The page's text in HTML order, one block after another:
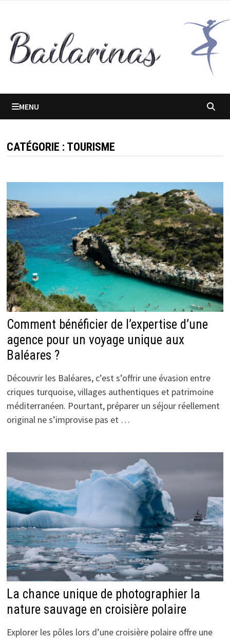
contenu
MENU
CATÉGORIE : TOURISME
Comment bénéficier de l’expertise d’une
agence pour un voyage unique aux
Baléares ?
Découvrir les Baléares, c’est s’offrir une évasion entre
criques turquoise, villages authentiques et patrimoine
méditerranéen. Pourtant, préparer un séjour réellement
original ne s’improvise pas et …
La chance unique de photographier la
nature sauvage en croisière polaire
Explorer les pôles lors d’une croisière polaire offre une